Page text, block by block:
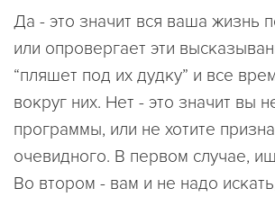
Да - это значит вся ваша жизнь
или опровергает эти
“пляшет под их дудку” и все
вокруг них. Нет - это значит вы
программы, или не хотите
очевидного. В первом случае,
Во втором - вам и не надо